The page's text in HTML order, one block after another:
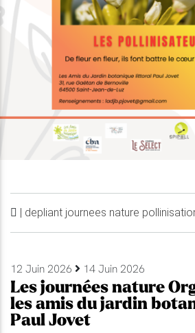
| depliant journees nature
12 Juin 2026 14 Juin 2026
Les journées nature
les amis du jardin
Paul Jovet